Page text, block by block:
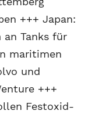
+++ Japan:
an Tanks für
maritimen
und
+++
Festoxid-